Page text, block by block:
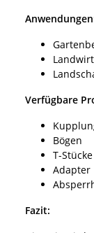
Verfügbare
Bögen
T-Stücke
Adapter
Fazit: